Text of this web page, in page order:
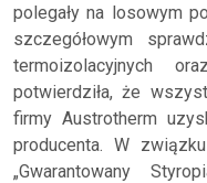
polegały na losowym
szczegółowym
termoizolacyjnych
potwierdziła, że
firmy Austrotherm
producenta. W
„Gwarantowany